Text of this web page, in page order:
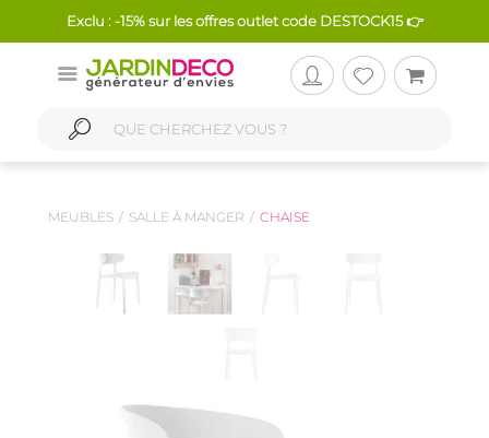
Exclu : -15% sur les offres outlet code DESTOCK15 👉
MEUBLES SALLE À MANGER CHAISE